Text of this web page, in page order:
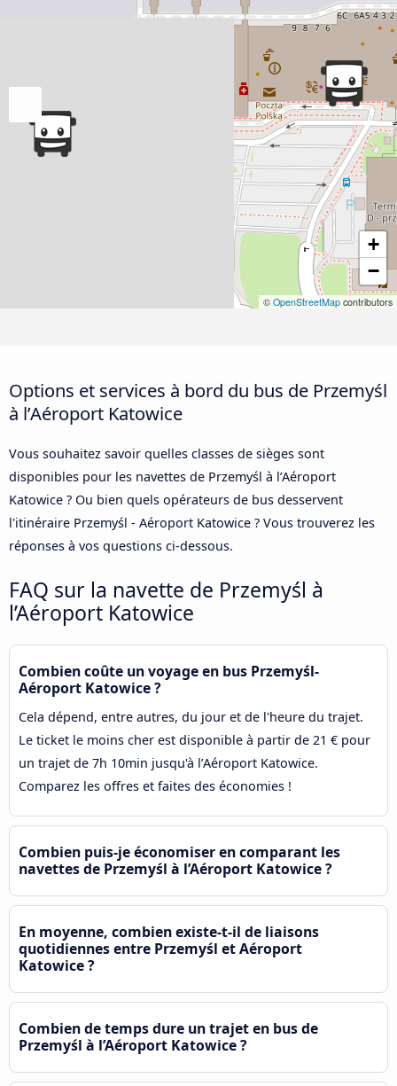
+
−
© OpenStreetMap contributors
Options et services à bord du bus de Przemyśl
à l’Aéroport Katowice
Vous souhaitez savoir quelles classes de sièges sont
disponibles pour les navettes de Przemyśl à l’Aéroport
Katowice ? Ou bien quels opérateurs de bus desservent
l'itinéraire Przemyśl - Aéroport Katowice ? Vous trouverez les
réponses à vos questions ci-dessous.
FAQ sur la navette de Przemyśl à
l’Aéroport Katowice
Combien coûte un voyage en bus Przemyśl-
Aéroport Katowice ?
Cela dépend, entre autres, du jour et de l'heure du trajet.
Le ticket le moins cher est disponible à partir de 21 € pour
un trajet de 7h 10min jusqu'à l’Aéroport Katowice.
Comparez les offres et faites des économies !
Combien puis-je économiser en comparant les
navettes de Przemyśl à l’Aéroport Katowice ?
En moyenne, combien existe-t-il de liaisons
quotidiennes entre Przemyśl et Aéroport
Katowice ?
Combien de temps dure un trajet en bus de
Przemyśl à l’Aéroport Katowice ?